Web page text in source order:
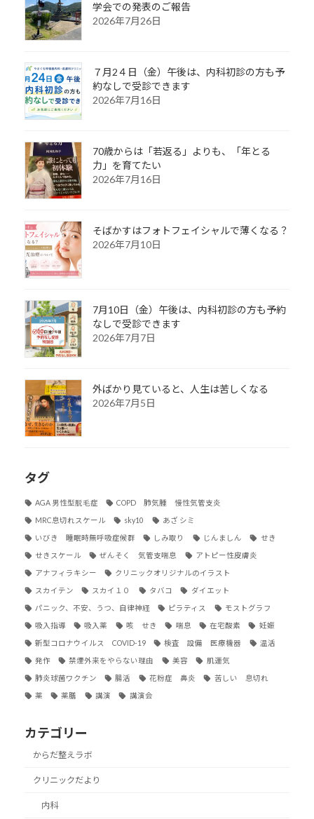
学会での発表のご報告
2026年7月26日
７月2４日（金）午後は、内科初診の方も予
約なしで受診できます
2026年7月16日
70歳からは「若返る」よりも、「年とる
力」を育てたい
2026年7月16日
そばかすはフォトフェイシャルで薄くなる？
2026年7月10日
7月10日（金）午後は、内科初診の方も予約
なしで受診できます
2026年7月7日
外ばかり見ていると、人生は苦しくなる
2026年7月5日
タグ
AGA 男性型脱毛症 COPD 肺気腫 慢性気管支炎
MRC息切れスケール sky10 あざ シミ
いびき 睡眠時無呼吸症候群 しみ取り じんましん せき
せきスケール ぜんそく 気管支喘息 アトピー性皮膚炎
アナフィラキシー クリニックオリジナルのイラスト
スカイテン スカイ１０ タバコ ダイエット
パニック、不安、うつ、自律神経 ピラティス モストグラフ
吸入指導 吸入薬 咳 せき 喘息 在宅酸素 妊娠
新型コロナウイルス COVID-19 検査 設備 医療機器 温活
発作 禁煙外来をやらない理由 美容 肌運気
肺炎球菌ワクチン 腸活 花粉症 鼻炎 苦しい 息切れ
薬 薬膳 講演 講演会
カテゴリー
からだ整えラボ
クリニックだより
内科